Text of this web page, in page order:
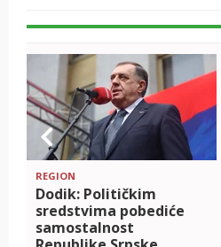
REGION
Dodik: Političkim
sredstvima pobediće
samostalnost